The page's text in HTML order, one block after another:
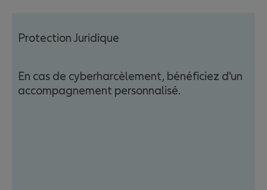
Protection Juridique
En cas de cyberharcèlement, bénéficiez d'un
accompagnement personnalisé.